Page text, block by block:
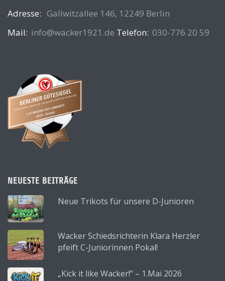
Adresse: Gallwitzallee 146, 12249 Berlin
Mail: info@wacker1921.de Telefon: 030-776 20 59
NEUESTE BEITRÄGE
Neue Trikots für unsere D-Junioren
Wacker Schiedsrichterin Klara Herzler
pfeift C-Juniorinnen Pokal!
„Kick it like Wacker!“ – 1.Mai 2026